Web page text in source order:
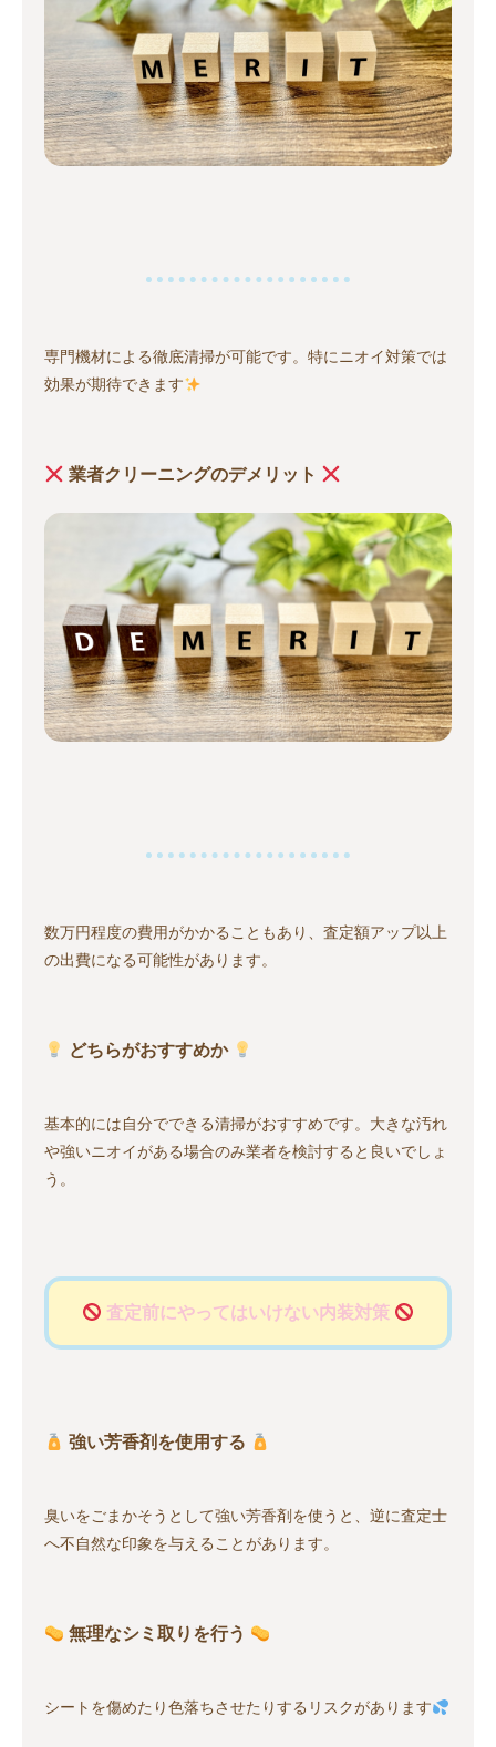
専門機材による徹底清掃が可能です。特にニオイ対策では
効果が期待できます
業者クリーニングのデメリット
数万円程度の費用がかかることもあり、査定額アップ以上
の出費になる可能性があります。
どちらがおすすめか
基本的には自分でできる清掃がおすすめです。大きな汚れ
や強いニオイがある場合のみ業者を検討すると良いでしょ
う。
査定前にやってはいけない内装対策
強い芳香剤を使用する
臭いをごまかそうとして強い芳香剤を使うと、逆に査定士
へ不自然な印象を与えることがあります。
無理なシミ取りを行う
シートを傷めたり色落ちさせたりするリスクがあります